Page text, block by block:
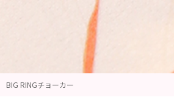
BIG RINGチョーカー